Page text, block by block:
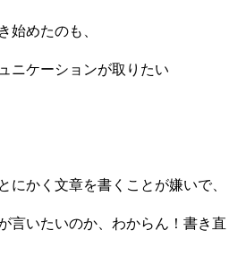
始めたのも、
ニケーションが取りたい
にかく文章を書くことが嫌いで、
言いたいのか、わからん！書き直